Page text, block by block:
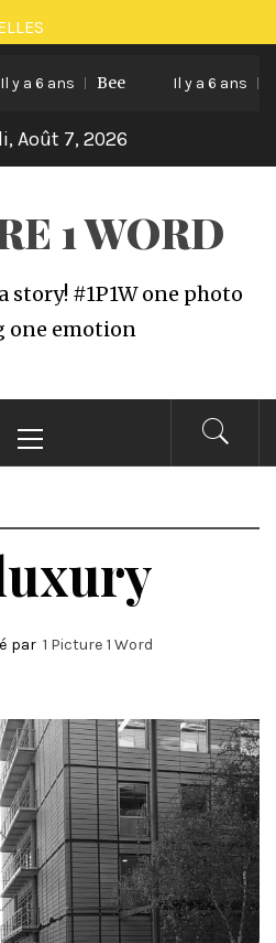
y a 6 ans Bee Il y a 6 ans
Août 7, 2026
1 WORD
story! #1P1W one photo
one emotion
principal
par 1 Picture 1 Word